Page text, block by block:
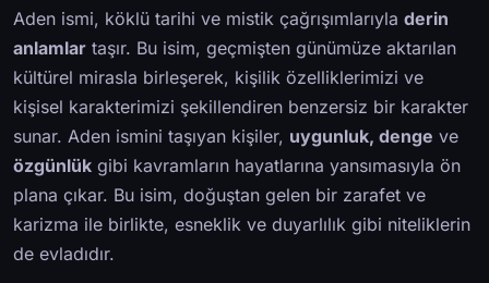
Aden ismi, köklü tarihi ve mistik çağrışımlarıyla derin
anlamlar taşır. Bu isim, geçmişten günümüze aktarılan
kültürel mirasla birleşerek, kişilik özelliklerimizi ve
kişisel karakterimizi şekillendiren benzersiz bir karakter
sunar. Aden ismini taşıyan kişiler, uygunluk, denge ve
özgünlük gibi kavramların hayatlarına yansımasıyla ön
plana çıkar. Bu isim, doğuştan gelen bir zarafet ve
karizma ile birlikte, esneklik ve duyarlılık gibi niteliklerin
de evladıdır.